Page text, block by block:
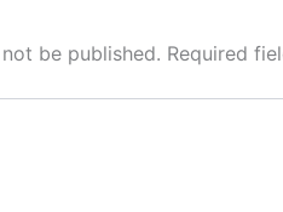
be published. Required